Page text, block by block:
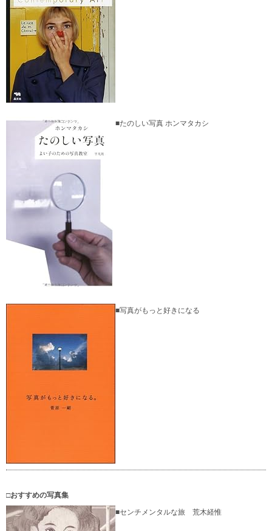
■たのしい写真 ホンマタカシ
■写真がもっと好きになる
□おすすめの写真集
■センチメンタルな旅 荒木経惟